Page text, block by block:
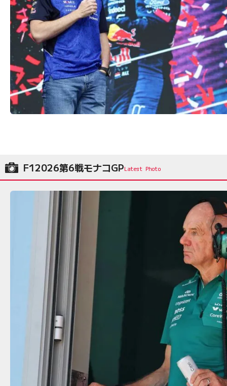
F12026第6戦モナコGP